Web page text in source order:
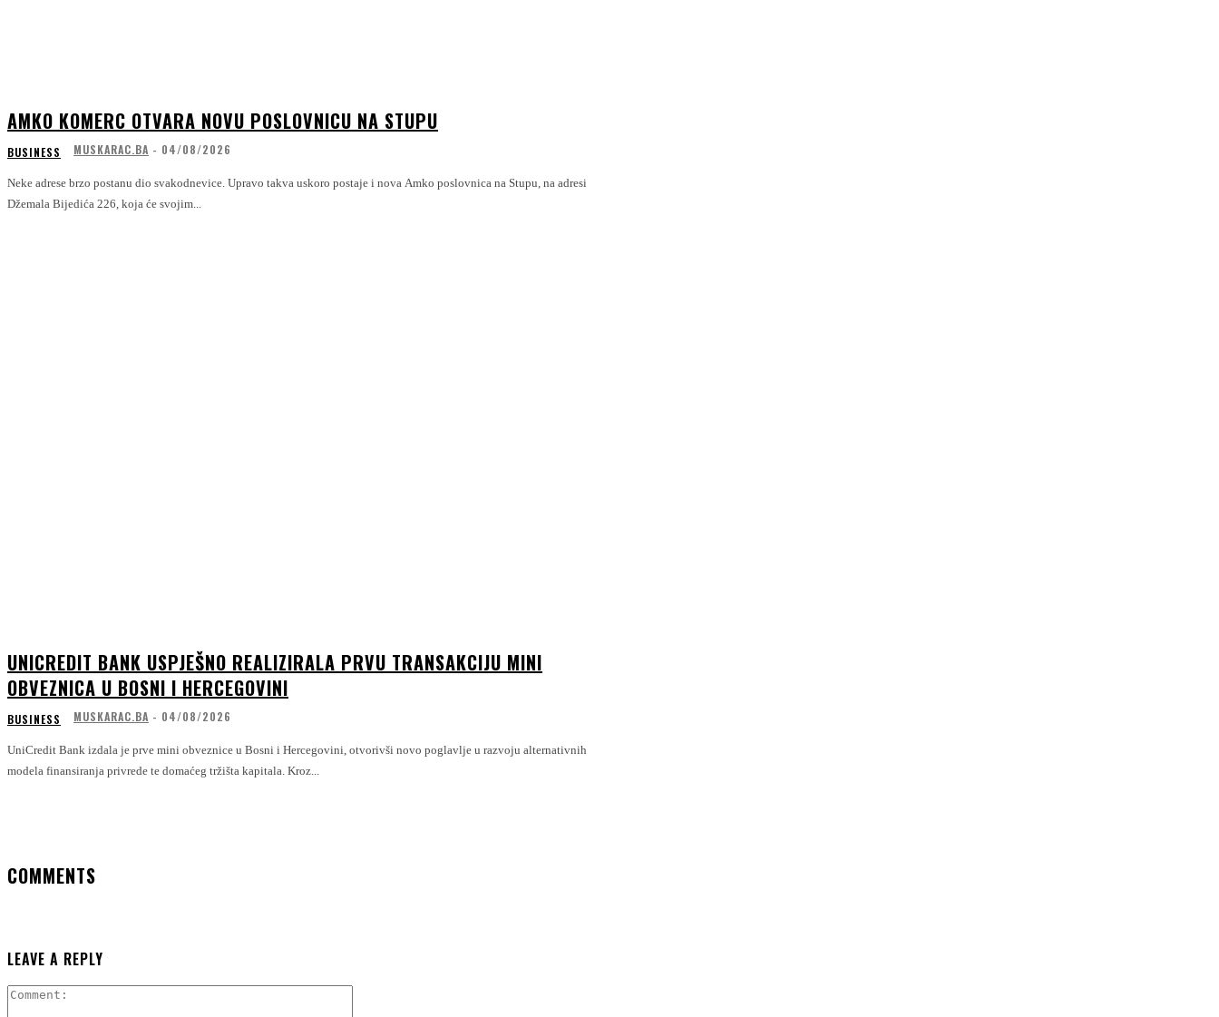
AMKO KOMERC OTVARA NOVU POSLOVNICU NA STUPU
BUSINESS MUSKARAC.BA - 04/08/2026
Neke adrese brzo postanu dio svakodnevice. Upravo takva uskoro postaje i nova Amko poslovnica na Stupu, na adresi
Džemala Bijedića 226, koja će svojim...
UNICREDIT BANK USPJEŠNO REALIZIRALA PRVU TRANSAKCIJU MINI
OBVEZNICA U BOSNI I HERCEGOVINI
BUSINESS MUSKARAC.BA - 04/08/2026
UniCredit Bank izdala je prve mini obveznice u Bosni i Hercegovini, otvorivši novo poglavlje u razvoju alternativnih
modela finansiranja privrede te domaćeg tržišta kapitala. Kroz...
COMMENTS
LEAVE A REPLY